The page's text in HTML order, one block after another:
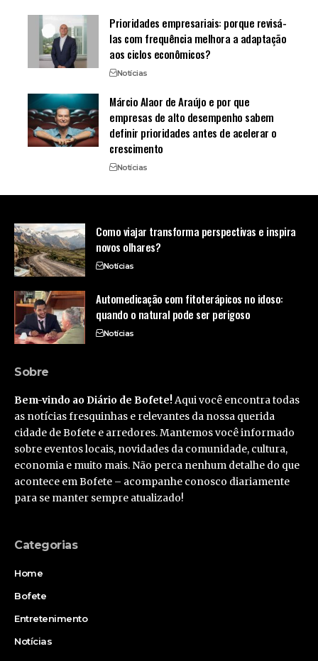
Prioridades empresariais: porque revisá-
las com frequência melhora a adaptação
aos ciclos econômicos?
Notícias
Márcio Alaor de Araújo e por que
empresas de alto desempenho sabem
definir prioridades antes de acelerar o
crescimento
Notícias
Como viajar transforma perspectivas e inspira
novos olhares?
Notícias
Automedicação com fitoterápicos no idoso:
quando o natural pode ser perigoso
Notícias
Sobre
Bem-vindo ao Diário de Bofete! Aqui você encontra todas
as notícias fresquinhas e relevantes da nossa querida
cidade de Bofete e arredores. Mantemos você informado
sobre eventos locais, novidades da comunidade, cultura,
economia e muito mais. Não perca nenhum detalhe do que
acontece em Bofete – acompanhe conosco diariamente
para se manter sempre atualizado!
Categorias
Home
Bofete
Entretenimento
Notícias